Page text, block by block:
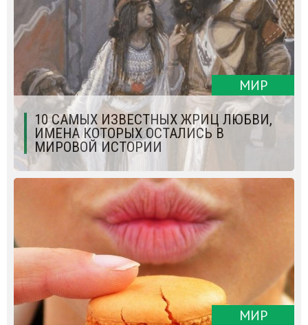
МИР
10 САМЫХ ИЗВЕСТНЫХ ЖРИЦ ЛЮБВИ,
ИМЕНА КОТОРЫХ ОСТАЛИСЬ В
МИРОВОЙ ИСТОРИИ
МИР